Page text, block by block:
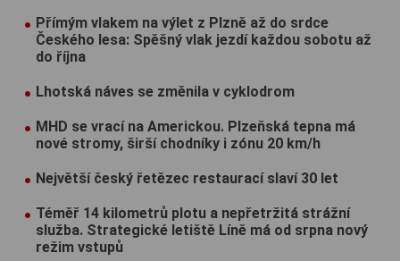
Přímým vlakem na výlet z Plzně až do srdce
Českého lesa: Spěšný vlak jezdí každou sobotu až
do října
Lhotská náves se změnila v cyklodrom
MHD se vrací na Americkou. Plzeňská tepna má
nové stromy, širší chodníky i zónu 20 km/h
Největší český řetězec restaurací slaví 30 let
Téměř 14 kilometrů plotu a nepřetržitá strážní
služba. Strategické letiště Líně má od srpna nový
režim vstupů